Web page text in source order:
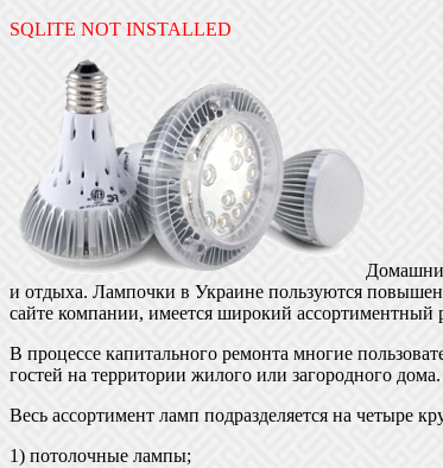
SQLITE NOT INSTALLED
и отдыха. Лампочки в Украине пользуются
сайте компании, имеется широкий ассортиментный
В процессе капитального ремонта многие
гостей на территории жилого или загородного
Весь ассортимент ламп подразделяется на четыре
1) потолочные лампы;